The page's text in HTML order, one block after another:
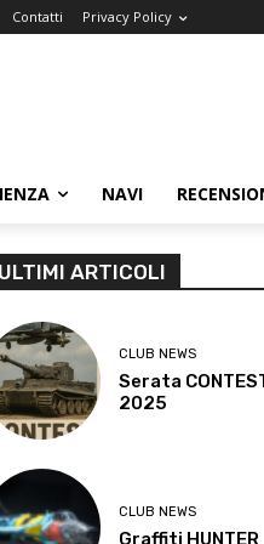
Contatti Privacy Policy
NAVI
ARTICOLI
CLUB NEWS
Serata
2025
CLUB NEWS
Graffiti HUNTER